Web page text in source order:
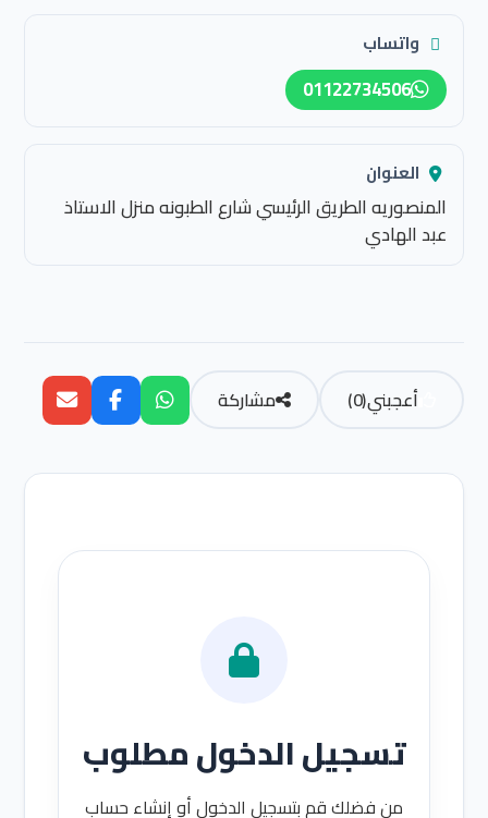
واتساب
01122734506
العنوان
المنصوريه الطريق الرئيسي شارع الطبونه منزل الاستاذ
عبد الهادي
أعجبني(
0
) مشاركة
تسجيل الدخول مطلوب
من فضلك قم بتسجيل الدخول أو إنشاء حساب